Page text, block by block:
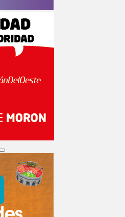
Search